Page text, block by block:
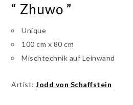
“ Zhuwo ”
Unique
100 cm x 80 cm
Mischtechnik auf Leinwand
Artist:Jodd von Schaffstein